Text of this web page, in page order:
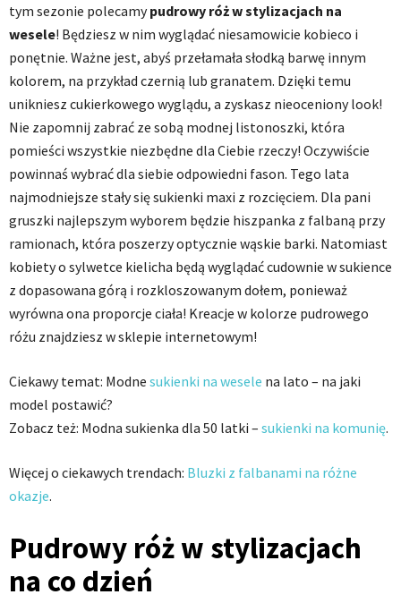
tym sezonie polecamypudrowy róż w stylizacjach na
wesele! Będziesz w nim wyglądać niesamowicie kobieco i
ponętnie. Ważne jest, abyś przełamała słodką barwę innym
kolorem, na przykład czernią lub granatem. Dzięki temu
unikniesz cukierkowego wyglądu, a zyskasz nieoceniony look!
Nie zapomnij zabrać ze sobą modnej listonoszki, która
pomieści wszystkie niezbędne dla Ciebie rzeczy! Oczywiście
powinnaś wybrać dla siebie odpowiedni fason. Tego lata
najmodniejsze stały się sukienki maxi z rozcięciem. Dla pani
gruszki najlepszym wyborem będzie hiszpanka z falbaną przy
ramionach, która poszerzy optycznie wąskie barki. Natomiast
kobiety o sylwetce kielicha będą wyglądać cudownie w sukience
z dopasowana górą i rozkloszowanym dołem, ponieważ
wyrówna ona proporcje ciała! Kreacje w kolorze pudrowego
różu znajdziesz w sklepie internetowym!
Ciekawy temat: Modne sukienki na wesele na lato – na jaki
model postawić?
Zobacz też: Modna sukienka dla 50 latki – sukienki na komunię.
Więcej o ciekawych trendach: Bluzki z falbanami na różne
okazje.
Pudrowy róż w stylizacjach
na co dzień